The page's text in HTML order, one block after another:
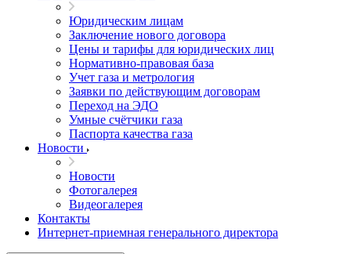
Юридическим лицам
Заключение нового договора
Цены и тарифы для юридических лиц
Нормативно-правовая база
Учет газа и метрология
Заявки по действующим договорам
Переход на ЭДО
Умные счётчики газа
Паспорта качества газа
Новости
Новости
Фотогалерея
Видеогалерея
Контакты
Интернет-приемная генерального директора